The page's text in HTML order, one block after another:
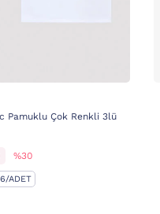
Pamuklu Çok Renkli 3lü
%30
ADET